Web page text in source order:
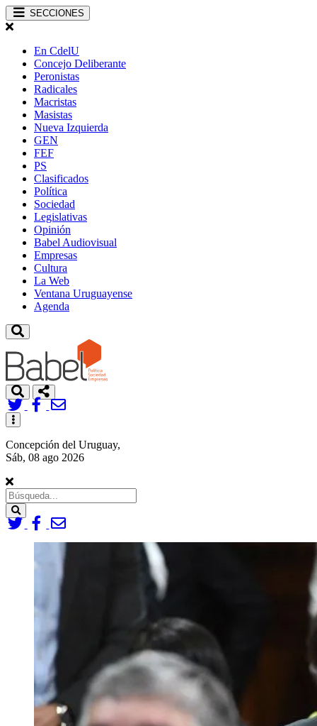
SECCIONES
En CdelU
Concejo Deliberante
Peronistas
Radicales
Macristas
Masistas
Nueva Izquierda
GEN
FEF
PS
Clasificados
Política
Sociedad
Legislativas
Opinión
Babel Audiovisual
Empresas
Cultura
La Web
Ventana Uruguayense
Agenda
Toggle
navigation
Concepción del Uruguay,
Sáb, 08 ago 2026
Search